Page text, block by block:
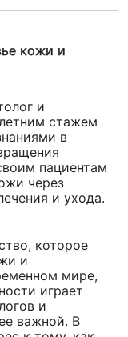
кожи и
и
стажем
в
пациентам
через
и ухода.
которое
и
мире,
играет
и
важной. В